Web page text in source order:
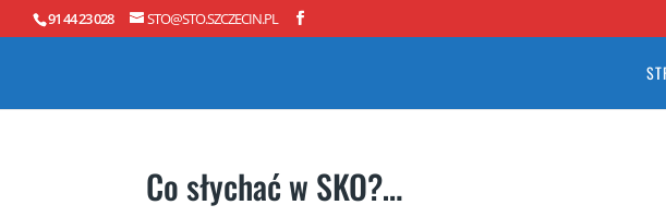
91 44 23 028 STO@STO.SZCZECIN.PL
Co słychać w SKO?…